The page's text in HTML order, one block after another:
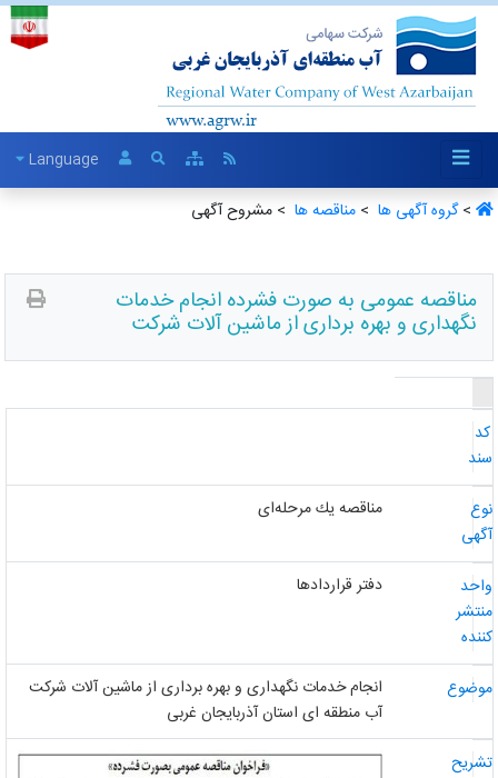
Language
>گروه آگهی ها ‏>مناقصه ها ‏> مشروح آگهی
مناقصه عمومی به صورت فشرده انجام خدمات
نگهداری و بهره برداری از ماشین آلات شرکت
مناقصه یك مرحله‌ای
دفتر قراردادها
انجام خدمات نگهداری و بهره برداری از ماشین آلات شرکت
آب منطقه ای استان آذربایجان غربی